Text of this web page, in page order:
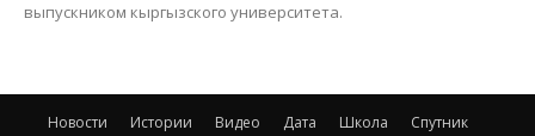
выпускником кыргызского университета.
Новости Истории Видео Дата Школа
Спутник